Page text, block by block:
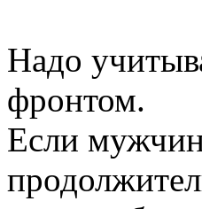
Надо
фронтом.
Если